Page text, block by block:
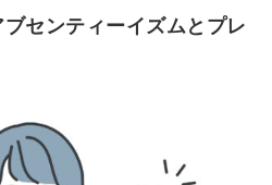
センティーイズムとプレ